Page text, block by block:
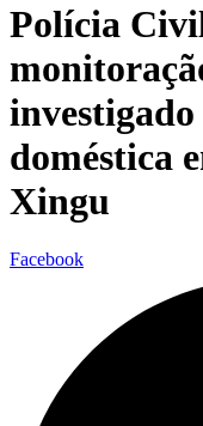
Polícia
doméstica
Xingu
Facebook